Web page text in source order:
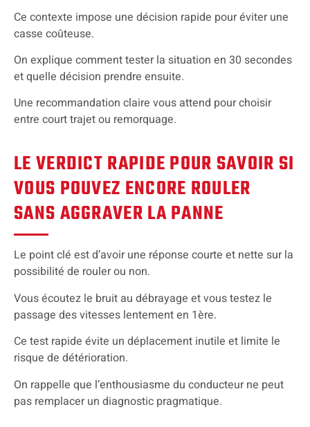
Ce contexte impose une décision rapide pour éviter une
casse coûteuse.
On explique comment tester la situation en 30 secondes
et quelle décision prendre ensuite.
Une recommandation claire vous attend pour choisir
entre court trajet ou remorquage.
LE VERDICT RAPIDE POUR SAVOIR SI
VOUS POUVEZ ENCORE ROULER
SANS AGGRAVER LA PANNE
Le point clé est d’avoir une réponse courte et nette sur la
possibilité de rouler ou non.
Vous écoutez le bruit au débrayage et vous testez le
passage des vitesses lentement en 1ère.
Ce test rapide évite un déplacement inutile et limite le
risque de détérioration.
On rappelle que l’enthousiasme du conducteur ne peut
pas remplacer un diagnostic pragmatique.